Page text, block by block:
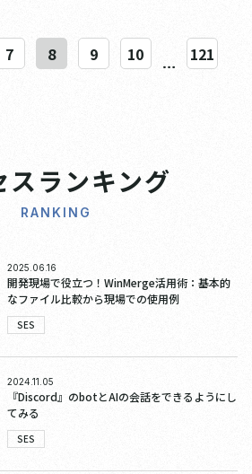
7 8 9 10
…
121
スランキング
RANKING
2025.06.16
開発現場で役立つ！WinMerge活用術：基本的
なファイル比較から現場での使用例
SES
2024.11.05
『Discord』のbotとAIの会話をできるようにし
てみる
SES